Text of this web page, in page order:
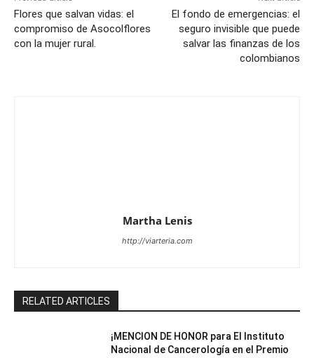
Flores que salvan vidas: el
compromiso de Asocolflores
con la mujer rural.
El fondo de emergencias: el
seguro invisible que puede
salvar las finanzas de los
colombianos
Martha Lenis
http://viarteria.com
RELATED ARTICLES
¡MENCION DE HONOR para El Instituto
Nacional de Cancerología en el Premio